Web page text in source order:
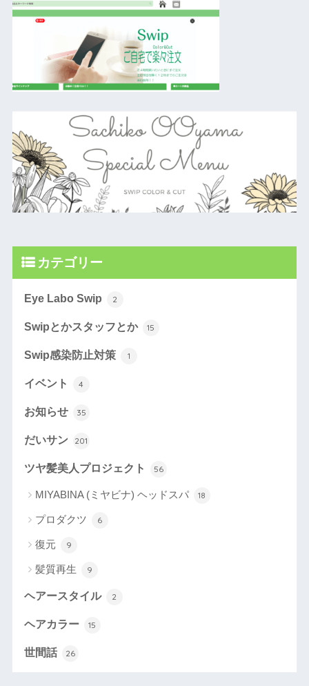
カテゴリー
Eye Labo Swip 2
Swipとかスタッフとか 15
Swip感染防止対策 1
イベント 4
お知らせ 35
だいサン 201
ツヤ髪美人プロジェクト 56
MIYABINA (ミヤビナ) ヘッドスパ 18
プロダクツ 6
復元 9
髪質再生 9
ヘアースタイル 2
ヘアカラー 15
世間話 26